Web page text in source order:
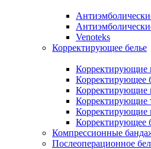
Venoteks
Корректирующее белье
Корректирующие
Корректирующее
Корректирующие
Корректирующие
Корректирующие
Корректирующее
Компрессионные
Послеоперационное